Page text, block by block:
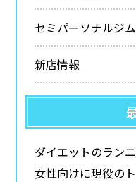
セミパーソナルジ
新店情報
ダイエットのラン
女性向けに現役の